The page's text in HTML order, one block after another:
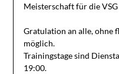
Meisterschaft für die
Gratulation an alle, ohne
möglich.
Trainingstage sind
19:00.